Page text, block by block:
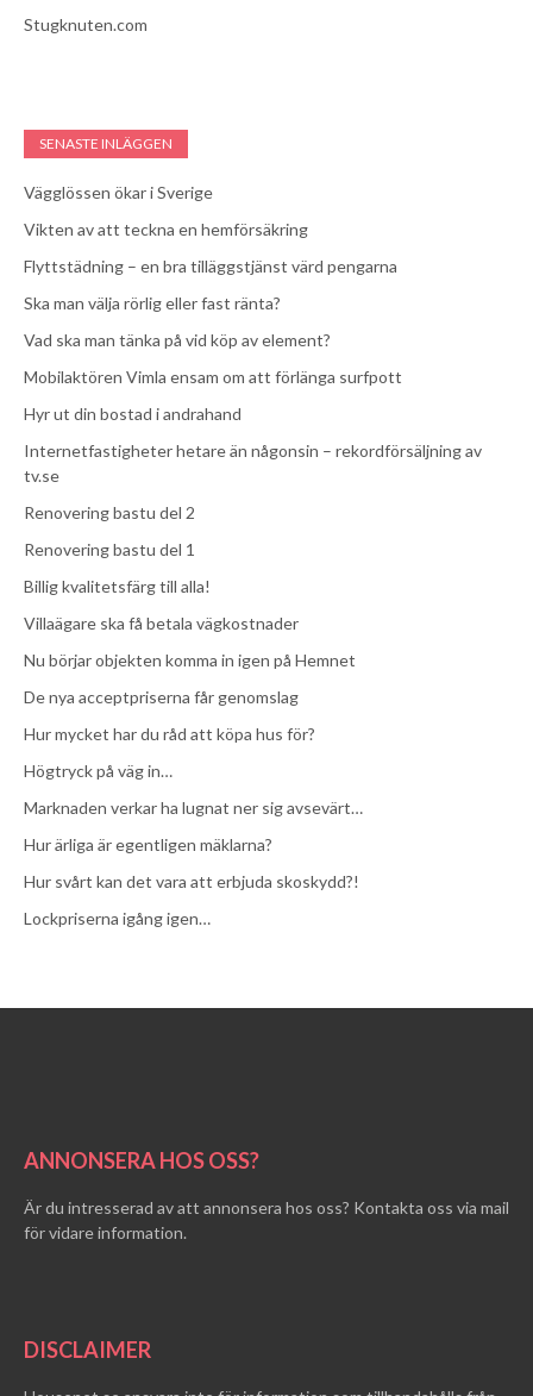
Stugknuten.com
SENASTE INLÄGGEN
Vägglössen ökar i Sverige
Vikten av att teckna en hemförsäkring
Flyttstädning – en bra tilläggstjänst värd pengarna
Ska man välja rörlig eller fast ränta?
Vad ska man tänka på vid köp av element?
Mobilaktören Vimla ensam om att förlänga surfpott
Hyr ut din bostad i andrahand
Internetfastigheter hetare än någonsin – rekordförsäljning av
tv.se
Renovering bastu del 2
Renovering bastu del 1
Billig kvalitetsfärg till alla!
Villaägare ska få betala vägkostnader
Nu börjar objekten komma in igen på Hemnet
De nya acceptpriserna får genomslag
Hur mycket har du råd att köpa hus för?
Högtryck på väg in…
Marknaden verkar ha lugnat ner sig avsevärt…
Hur ärliga är egentligen mäklarna?
Hur svårt kan det vara att erbjuda skoskydd?!
Lockpriserna igång igen…
ANNONSERA HOS OSS?
Är du intresserad av att annonsera hos oss? Kontakta oss via mail
för vidare information.
DISCLAIMER